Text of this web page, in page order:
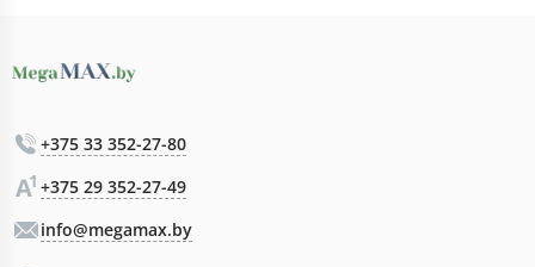
+375 33 352-27-80
+375 29 352-27-49
info@megamax.by